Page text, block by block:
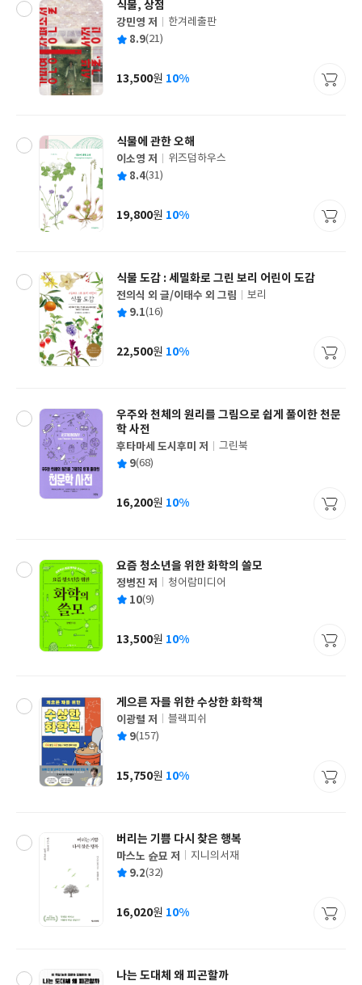
식물, 상점
글
쓴
강민영 저
출
사
한겨레출판
평 8.9(21)
가
13,500원 10%
식물에 관한 오해
글
쓴
이소영 저
출
사
위즈덤하우스
평 8.4(31)
가
19,800원 10%
식물 도감 : 세밀화로 그린 보리 어린이 도감
글
쓴
전의식 외 글/이태수 외 그림
출
사
보리
평 9.1(16)
가
22,500원 10%
우주와 천체의 원리를 그림으로 쉽게 풀이한 천문
학 사전
글
쓴
후타마세 도시후미 저
출
사
그린북
평 9(68)
가
16,200원 10%
요즘 청소년을 위한 화학의 쓸모
글
쓴
정병진 저
출
사
청어람미디어
평 10(9)
가
13,500원 10%
게으른 자를 위한 수상한 화학책
글
쓴
이광렬 저
출
사
블랙피쉬
평 9(157)
가
15,750원 10%
버리는 기쁨 다시 찾은 행복
글
쓴
마스노 슌묘 저
출
사
지니의서재
평 9.2(32)
가
16,020원 10%
나는 도대체 왜 피곤할까